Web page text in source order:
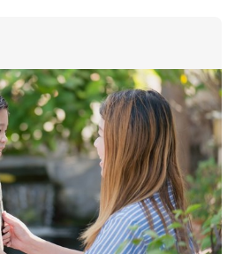
那個男人│讀懂父親的
爸爸！男人總是在一次
體驗中，跟著孩子一起長
的肢體遊戲，到獨立自
問題的能力養成。爸爸